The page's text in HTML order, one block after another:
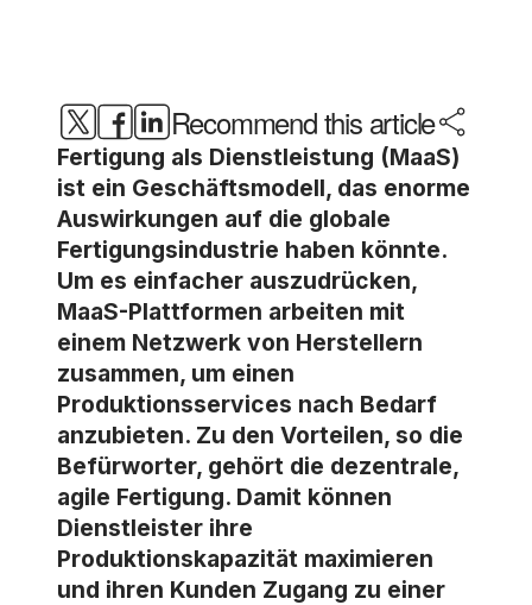
Recommend this article
Fertigung als Dienstleistung (MaaS)
ist ein Geschäftsmodell, das enorme
Auswirkungen auf die globale
Fertigungsindustrie haben könnte.
Um es einfacher auszudrücken,
MaaS-Plattformen arbeiten mit
einem Netzwerk von Herstellern
zusammen, um einen
Produktionsservices nach Bedarf
anzubieten. Zu den Vorteilen, so die
Befürworter, gehört die dezentrale,
agile Fertigung. Damit können
Dienstleister ihre
Produktionskapazität maximieren
und ihren Kunden Zugang zu einer